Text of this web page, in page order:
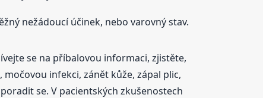
nežádoucí účinek, nebo varovný stav.
se na příbalovou informaci, zjistěte,
infekci, zánět kůže, zápal plic,
se. V pacientských zkušenostech